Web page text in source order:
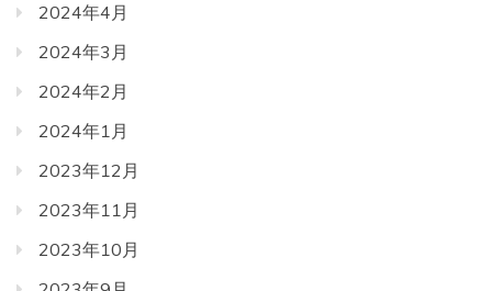
2024年4月
2024年3月
2024年2月
2024年1月
2023年12月
2023年11月
2023年10月